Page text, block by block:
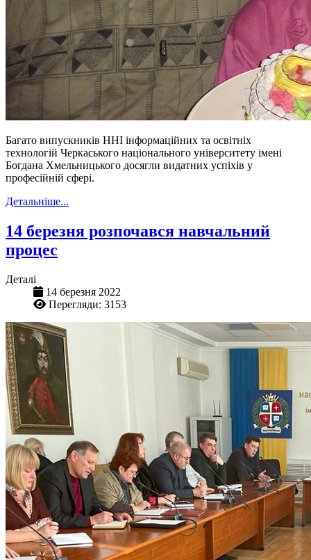
Багато випускників ННІ інформаційних та освітніх
технологій Черкаського національного університету імені
Богдана Хмельницького досягли видатних успіхів у
професійній сфері.
Детальніше...
14 березня розпочався навчальний
процес
Деталі
14 березня 2022
Перегляди: 3153